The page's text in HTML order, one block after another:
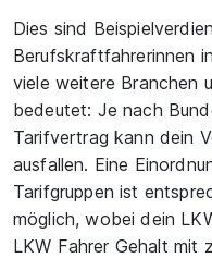
Dies sind
Berufskraftfahrerinnen
viele weitere Branchen
bedeutet: Je nach
Tarifvertrag kann dein
ausfallen. Eine
Tarifgruppen ist
möglich, wobei dein
LKW Fahrer Gehalt mit